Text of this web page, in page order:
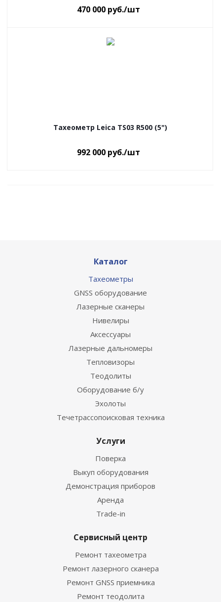
470 000 руб./шт
Тахеометр Leica TS03 R500 (5")
992 000 руб./шт
Каталог
Тахеометры
GNSS оборудование
Лазерные сканеры
Нивелиры
Аксессуары
Лазерные дальномеры
Тепловизоры
Теодолиты
Оборудование б/у
Эхолоты
Течетрассопоисковая техника
Услуги
Поверка
Выкуп оборудования
Демонстрация приборов
Аренда
Trade-in
Сервисный центр
Ремонт тахеометра
Ремонт лазерного сканера
Ремонт GNSS приемника
Ремонт теодолита